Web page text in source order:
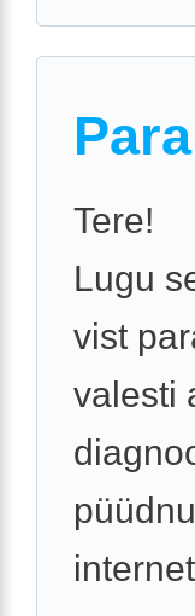
Tere!
Lugu
vist
valesti